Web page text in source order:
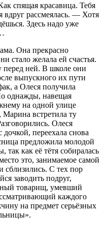
спящая красавица. Тебя
рассмеялась. — Хотя
Здесь надо уже
Она прекрасно
стало желала ей счастья.
перед ней. В школе они
выпускного их пути
а Олеся получила
однажды, навещая
на одной улице
встретила ту
Олеся
дочкой, переехала снова
предложила молодой
как её тётя собиралась
это, занимаемое самой
сблизились. С тех пор
заводить подруг,
товарищ, умевший
каждого
на предмет серьёзных